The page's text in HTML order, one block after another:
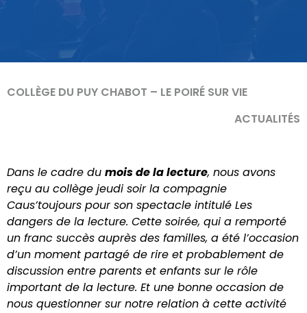
COLLÈGE DU PUY CHABOT – LE POIRÉ SUR VIE
ACTUALITÉS
Dans le cadre du mois de la lecture, nous avons
reçu au collège jeudi soir la compagnie
Caus’toujours pour son spectacle intitulé Les
dangers de la lecture. Cette soirée, qui a remporté
un franc succès auprès des familles, a été l’occasion
d’un moment partagé de rire et probablement de
discussion entre parents et enfants sur le rôle
important de la lecture. Et une bonne occasion de
nous questionner sur notre relation à cette activité